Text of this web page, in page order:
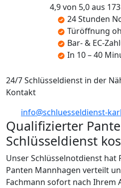
4,9 von 5,0 aus
24 Stunden
Türöffnung
Bar- & EC-
In 10 – 40
24/7 Schlüsseldienst in der
Kontakt
info@schluesseldienst-
Qualifizierter
Schlüsseldienst
Unser Schlüsselnotdienst hat
Panten Mannhagen verteilt
Fachmann sofort nach Ihrem